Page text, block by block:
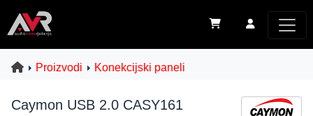
Proizvodi Konekcijski paneli
Caymon USB 2.0 CASY161